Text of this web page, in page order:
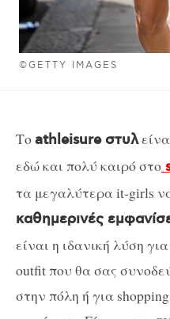
©GETTY IMAGES
Τοathleisure στυλ
εδώ και πολύ καιρό στο
τα μεγαλύτερα it-girls
καθημερινές
είναι η ιδανική λύση
outfit που θα σας
στην πόλη ή για